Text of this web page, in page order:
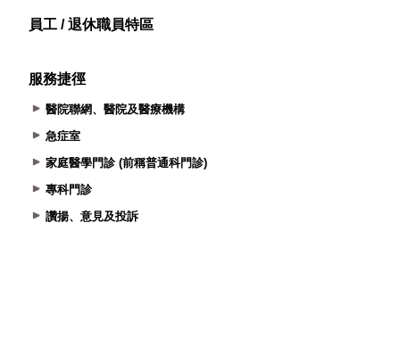
員工 / 退休職員特區
服務捷徑
醫院聯網、醫院及醫療機構
急症室
家庭醫學門診 (前稱普通科門診)
專科門診
讚揚、意見及投訴